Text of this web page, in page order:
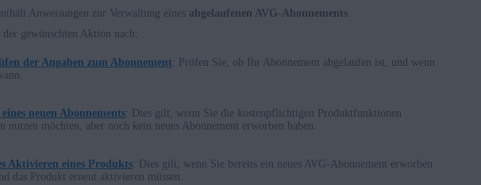
Windows 11 Home / Pro / Enterprise / Education
Windows 8.1 Home/Pro/Enterprise/Education – 32-/64-Bit
12.x (Monterey)
Anweisungen zur Verwaltung eines abgelaufenen AVG-Abonnements.
der gewünschten Aktion nach:
der Angaben zum Abonnement : Prüfen Sie, ob Ihr Abonnement abgelaufen ist, und wenn
neuen Abonnements : Dies gilt, wenn Sie die kostenpflichtigen Produktfunktionen
nutzen möchten, aber noch kein neues Abonnement erworben haben.
Aktivieren eines Produkts : Dies gilt, wenn Sie bereits ein neues AVG-Abonnement erworben
das Produkt erneut aktivieren müssen.